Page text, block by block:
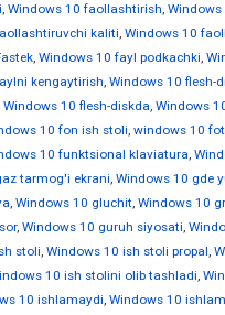
, Windows 10 faollashtirish,
kaliti, Windows 10
, Windows 10 fayl podkachki,
kengaytirish, Windows 10 flesh-
Windows 10 flesh-diskda, Windows
10 fon ish stoli, windows 10
10 funktsional klaviatura,
tarmog'i ekrani, Windows 10 gde
, Windows 10 gluchit, Windows 10
, Windows 10 guruh siyosati,
stoli, Windows 10 ish stoli propal,
10 ish stolini olib tashladi,
10 ishlamaydi, Windows 10